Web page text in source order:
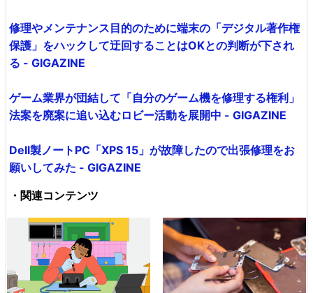
修理やメンテナンス目的のために端末の「デジタル著作権
保護」をハックして迂回することはOKとの判断が下され
る - GIGAZINE
ゲーム業界が団結して「自分のゲーム機を修理する権利」
法案を廃案に追い込むロビー活動を展開中 - GIGAZINE
Dell製ノートPC「XPS 15」が故障したので出張修理をお
願いしてみた - GIGAZINE
・関連コンテンツ